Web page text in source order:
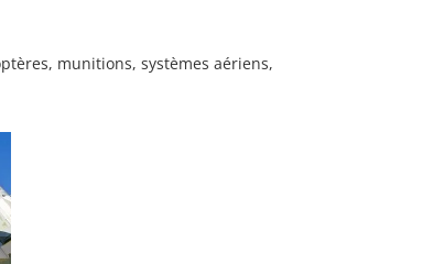
munitions, systèmes aériens,